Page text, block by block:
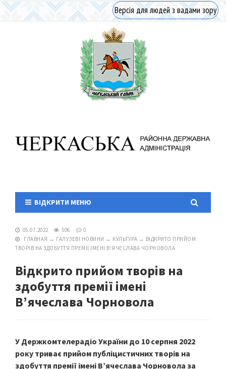
Версія для людей з вадами зору
ВІДКРИТИ МЕНЮ
05.07.2022 506
0
ГЛАВНАЯ → ГАЛУЗЕВІ НОВИНИ → КУЛЬТУРА → ВІДКРИТО ПРИЙОМ
ТВОРІВ НА ЗДОБУТТЯ ПРЕМІЇ ІМЕНІ В’ЯЧЕСЛАВА ЧОРНОВОЛА
Відкрито прийом творів на
здобуття премії імені
В’ячеслава Чорновола
У Держкомтелерадіо України до 10 серпня 2022
року триває прийом публіцистичних творів на
здобуття премії імені В’ячеслава Чорновола за